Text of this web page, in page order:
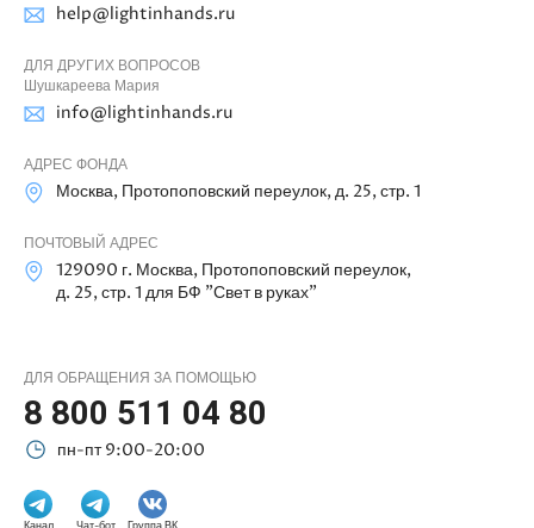
help@lightinhands.ru
ДЛЯ ДРУГИХ ВОПРОСОВ
Шушкареева Мария
info@lightinhands.ru
АДРЕС ФОНДА
Москва, Протопоповский переулок, д. 25, стр. 1
ПОЧТОВЫЙ АДРЕС
129090 г. Москва, Протопоповский переулок,
д. 25, стр. 1 для БФ "Свет в руках"
ДЛЯ ОБРАЩЕНИЯ ЗА ПОМОЩЬЮ
8 800 511 04 80
пн-пт 9:00-20:00